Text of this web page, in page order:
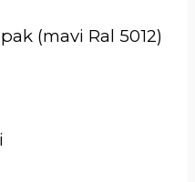
(mavi Ral 5012)